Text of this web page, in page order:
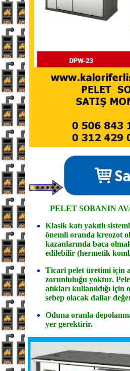
PELET SOBANIN
Klasik katı yakıtlı
önemli oranda kreozot
kazanlarında baca
edilebilir (hermetik
Ticari pelet üretimi için
zorunluluğu yoktur.
atıkları kullanıldığı
sebep olacak dallar
Oduna oranla
yer gerektirir.